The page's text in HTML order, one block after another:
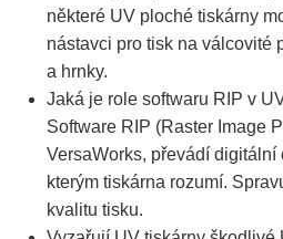
některé UV ploché tiskárny
nástavci pro tisk na válcovité
a hrnky.
Jaká je role softwaru RIP v
Software RIP (Raster Image
VersaWorks, převádí digitální
kterým tiskárna rozumí.
kvalitu tisku.